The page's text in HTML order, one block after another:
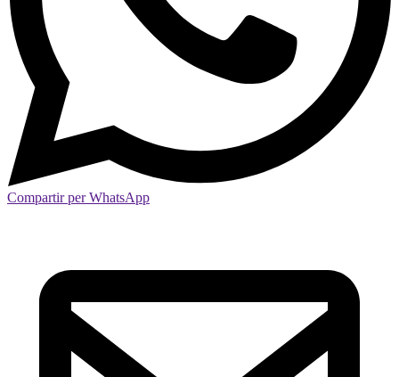
Compartir per WhatsApp